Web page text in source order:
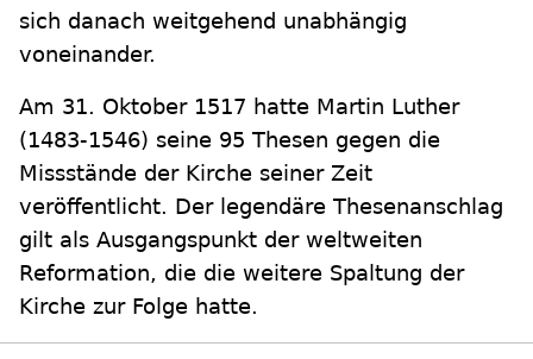
sich danach weitgehend unabhängig
voneinander.
Am 31. Oktober 1517 hatte Martin Luther
(1483-1546) seine 95 Thesen gegen die
Missstände der Kirche seiner Zeit
veröffentlicht. Der legendäre Thesenanschlag
gilt als Ausgangspunkt der weltweiten
Reformation, die die weitere Spaltung der
Kirche zur Folge hatte.